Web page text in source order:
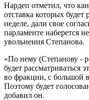
Нардеп отметил, что
отставка которых
неделе, дали свое
парламенте наберется
увольнения Степанова.
«По нему (Степанову -
будет рассматриваться
во фракции, с большой
Поэтому будет
добавил он.